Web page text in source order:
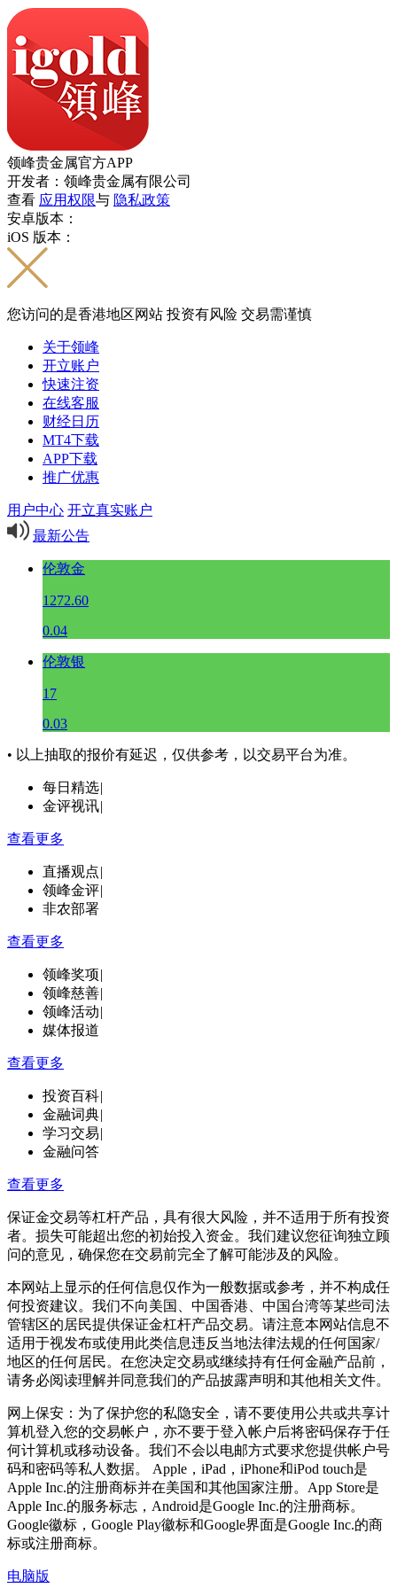
领峰贵金属官方APP
开发者：领峰贵金属有限公司
查看 应用权限与 隐私政策
安卓版本：
iOS 版本：
您访问的是香港地区网站 投资有风险 交易需谨慎
关于领峰
开立账户
快速注资
在线客服
财经日历
MT4下载
APP下载
推广优惠
用户中心 开立真实账户
最新公告
伦敦金
1272.60
0.04
伦敦银
17
0.03
• 以上抽取的报价有延迟，仅供参考，以交易平台为准。
每日精选|
金评视讯|
查看更多
直播观点|
领峰金评|
非农部署
查看更多
领峰奖项|
领峰慈善|
领峰活动|
媒体报道
查看更多
投资百科|
金融词典|
学习交易|
金融问答
查看更多
保证金交易等杠杆产品，具有很大风险，并不适用于所有投资
者。损失可能超出您的初始投入资金。我们建议您征询独立顾
问的意见，确保您在交易前完全了解可能涉及的风险。
本网站上显示的任何信息仅作为一般数据或参考，并不构成任
何投资建议。我们不向美国、中国香港、中国台湾等某些司法
管辖区的居民提供保证金杠杆产品交易。请注意本网站信息不
适用于视发布或使用此类信息违反当地法律法规的任何国家/
地区的任何居民。在您决定交易或继续持有任何金融产品前，
请务必阅读理解并同意我们的产品披露声明和其他相关文件。
网上保安：为了保护您的私隐安全，请不要使用公共或共享计
算机登入您的交易帐户，亦不要于登入帐户后将密码保存于任
何计算机或移动设备。我们不会以电邮方式要求您提供帐户号
码和密码等私人数据。 Apple，iPad，iPhone和iPod touch是
Apple Inc.的注册商标并在美国和其他国家注册。App Store是
Apple Inc.的服务标志，Android是Google Inc.的注册商标。
Google徽标，Google Play徽标和Google界面是Google Inc.的商
标或注册商标。
电脑版